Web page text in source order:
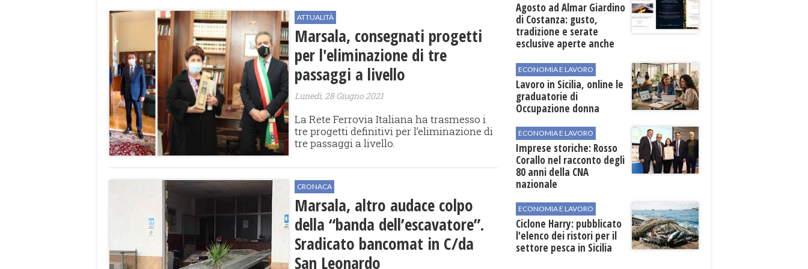
ATTUALITÀ
Marsala, consegnati progetti
per l'eliminazione di tre
passaggi a livello
Lunedì, 28 Giugno 2021
La Rete Ferrovia Italiana ha trasmesso i
tre progetti definitivi per l’eliminazione di
tre passaggi a livello.
CRONACA
Marsala, altro audace colpo
della “banda dell’escavatore”.
Sradicato bancomat in C/da
San Leonardo
Agosto ad Almar Giardino
di Costanza: gusto,
tradizione e serate
esclusive aperte anche
ECONOMIA E LAVORO
Lavoro in Sicilia, online le
graduatorie di
Occupazione donna
ECONOMIA E LAVORO
Imprese storiche: Rosso
Corallo nel racconto degli
80 anni della CNA
nazionale
ECONOMIA E LAVORO
Ciclone Harry: pubblicato
l'elenco dei ristori per il
settore pesca in Sicilia